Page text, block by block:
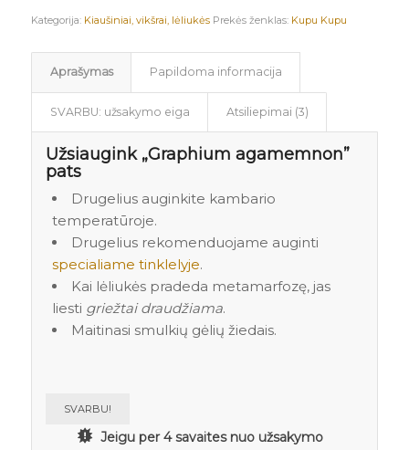
Kategorija: Kiaušiniai, vikšrai, lėliukės Prekės ženklas: Kupu Kupu
Aprašymas Papildoma informacija
SVARBU: užsakymo eiga Atsiliepimai (3)
Užsiaugink „Graphium agamemnon”
pats
Drugelius auginkite kambario
temperatūroje.
Drugelius rekomenduojame auginti
specialiame tinklelyje.
Kai lėliukės pradeda metamarfozę, jas
liesti griežtai draudžiama.
Maitinasi smulkių gėlių žiedais.
SVARBU!
Jeigu per 4 savaites nuo užsakymo